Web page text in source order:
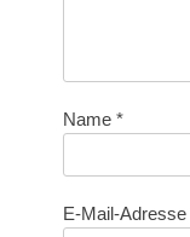
Name *
E-Mail-Adresse